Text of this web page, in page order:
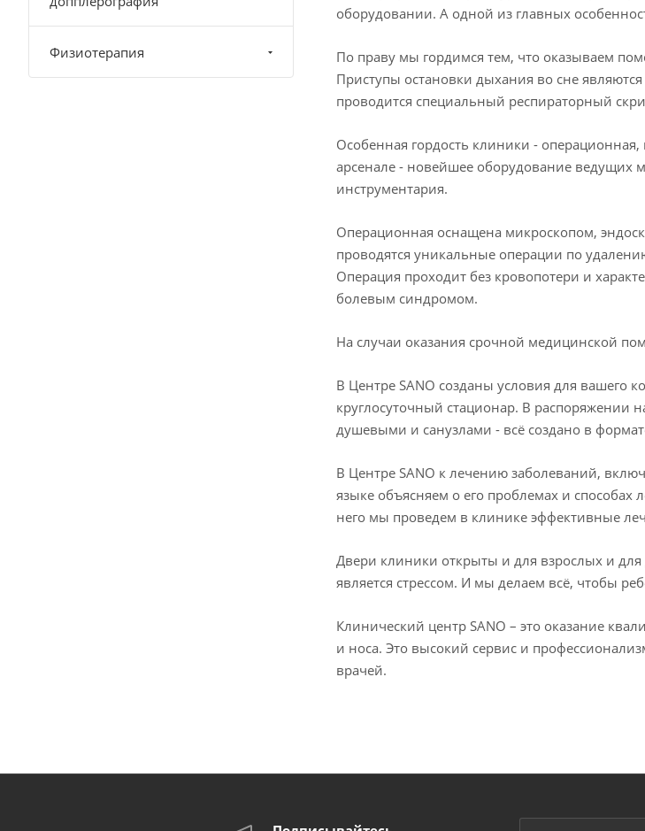
оборудовании. А одной из главных
По праву мы гордимся тем, что оказываем
Приступы остановки дыхания во сне
проводится специальный респираторный
Особенная гордость клиники -
арсенале - новейшее оборудование ведущих
инструментария.
Операционная оснащена микроскопом,
проводятся уникальные операции по
Операция проходит без кровопотери и
болевым синдромом.
На случаи оказания срочной медицинской
В Центре SANO созданы условия для вашего
круглосуточный стационар. В
душевыми и санузлами - всё создано в
В Центре SANO к лечению заболеваний,
языке объясняем о его проблемах и
него мы проведем в клинике эффективные
Двери клиники открыты и для взрослых и
является стрессом. И мы делаем всё, чтобы
Клинический центр SANO – это оказание
и носа. Это высокий сервис и
врачей.
Физиотерапия